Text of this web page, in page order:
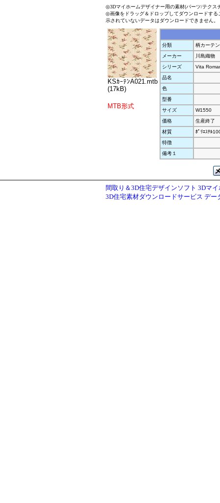
◎3Dマイホームデザイナー用の素材(パーツ/テクス
◎画像をドラッグ＆ドロップしてダウンロードす
示されていないデータはダウンロードできません。
KSｶｰﾃﾝA021.mtb
(17kB)
MTB形式
分類
柄カーテン
メーカー
川島織物
シリーズ
Vita
品名
色
型番
サイズ
W1550
価格
生産終了
材質
ﾎﾟﾘｴｽﾃﾙ
特徴
備考１
間取り＆3D住宅デザインソフト 3Dマ
3D住宅素材ダウンロードサービス デー